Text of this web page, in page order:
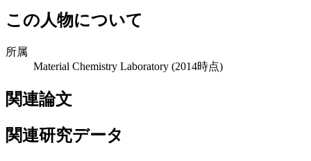
この人物について
所属
Material Chemistry Laboratory (2014時点)
関連論文
関連研究データ